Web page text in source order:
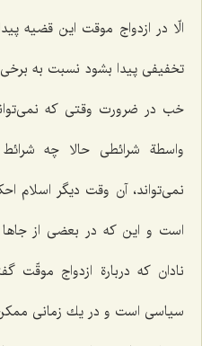
الّا در ازدواج موقت این قضیه
تخفیفی پیدا بشود نسبت به
خب در ضرورت وقتی كه
واسطة شرائطی حالا چه
نمی‌تواند، آن وقت دیگر اسلام
است و این كه در بعضی از
نادان كه دربارة ازدواج موقّت
سیاسی است و در یك زمانی